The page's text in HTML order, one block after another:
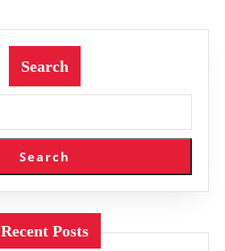
&
Search
Search
Recent Posts